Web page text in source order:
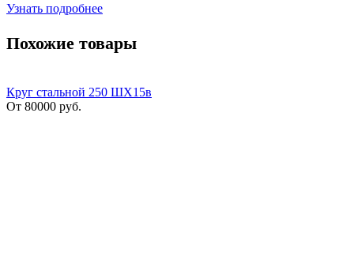
Узнать подробнее
Похожие товары
Круг стальной 250 ШХ15в
От 80000 руб.